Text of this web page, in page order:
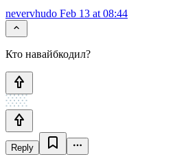
nevervhudo Feb 13 at 08:44
Кто навайбкодил?
Reply